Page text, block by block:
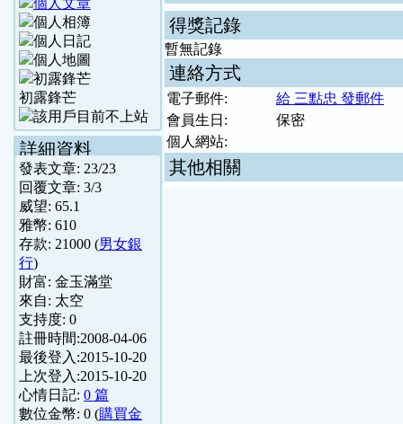
初露鋒芒
詳細資料
發表文章: 23/23
回覆文章: 3/3
威望: 65.1
雅幣: 610
存款: 21000 (男女銀
行)
財富: 金玉滿堂
來自: 太空
支持度: 0
註冊時間:2008-04-06
最後登入:2015-10-20
上次登入:2015-10-20
心情日記: 0 篇
數位金幣: 0 (購買金
得獎記錄
暫無記錄
連絡方式
電子郵件:
給 三點忠 發郵件
會員生日:
保密
個人網站:
其他相關